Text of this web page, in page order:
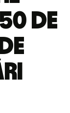
de